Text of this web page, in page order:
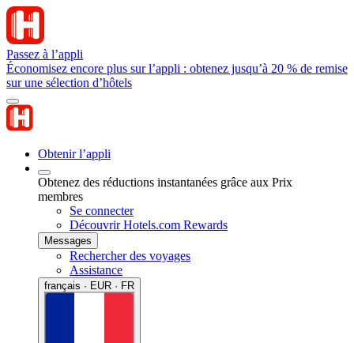
Passez à l’appli
Économisez encore plus sur l’appli : obtenez jusqu’à 20 % de remise
sur une sélection d’hôtels
Obtenir l’appli
Obtenez des réductions instantanées grâce aux Prix
membres
Se connecter
Découvrir Hotels.com Rewards
Messages
Rechercher des voyages
Assistance
français · EUR · FR